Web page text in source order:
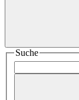
Suche